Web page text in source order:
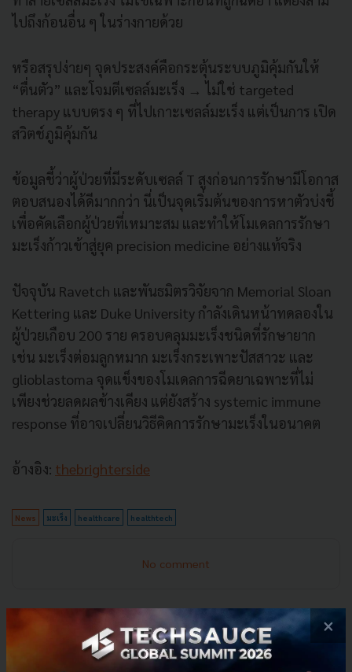
ไปถึงก้อนอื่น ๆ ในร่างกายด้วย
หรือสรุปง่ายๆ จุดประสงค์คือกระตุ้นระบบภูมิคุ้มกันให้
“ตื่นตัว” และโจมตีเซลล์มะเร็ง → ไม่ใช่ targeted
therapy แบบตรง ๆ ที่ไปเกาะเซลล์มะเร็ง แต่เป็นการ เปิด
สวิตช์ภูมิคุ้มกัน
ข้อมูลชี้ว่าผู้ป่วยที่มีระดับเซลล์ T สูงก่อนการรักษามีโอกาส
ตอบสนองได้ดีมากกว่า นี่เป็นจุดเริ่มต้นของการหาตัวบ่งชี้
เพื่อคัดเลือกผู้ป่วยที่เหมาะสม และทำให้โมเดลการรักษา
มะเร็งก้าวเข้าสู่ยุค precision medicine อย่างแท้จริง
ปัจจุบัน Ravetch และพันธมิตรวิจัยจาก Memorial Sloan
Kettering และ Duke University กำลังเดินหน้าทดลองใน
ผู้ป่วยเกือบ 200 ราย ครอบคลุมมะเร็งชนิดที่รักษายาก
เช่น มะเร็งต่อมลูกหมาก มะเร็งกระเพาะปัสสาวะ และ
glioblastoma จุดแข็งของโมเดลการฉีดยาเฉพาะที่ไม่
เพียงช่วยลดผลข้างเคียง แต่ยังสร้าง systemic immune
response ที่อาจเปลี่ยนวิธีคิดการรักษามะเร็งในอนาคต
อ้างอิง: thebrighterside
News มะเร็ง healthcare healthtech
No comment
×